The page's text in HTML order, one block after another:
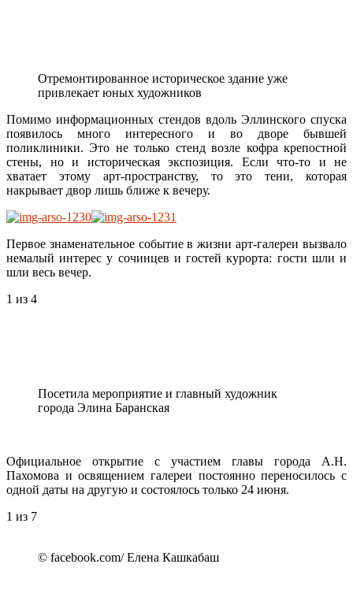
Отремонтированное историческое здание уже
привлекает юных художников
Помимо информационных стендов вдоль Эллинского спуска
появилось много интересного и во дворе бывшей
поликлиники. Это не только стенд возле кофра крепостной
стены, но и историческая экспозиция. Если что-то и не
хватает этому арт-пространству, то это тени, которая
накрывает двор лишь ближе к вечеру.
Первое знаменательное событие в жизни арт-галереи вызвало
немалый интерес у сочинцев и гостей курорта: гости шли и
шли весь вечер.
1 из 4
Посетила мероприятие и главный художник
города Элина Баранская
Официальное открытие с участием главы города А.Н.
Пахомова и освящением галереи постоянно переносилось с
одной даты на другую и состоялось только 24 июня.
1 из 7
© facebook.com/ Елена Кашкабаш